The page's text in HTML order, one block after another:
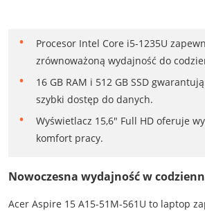
Procesor Intel Core i5-1235U
zrównoważoną wydajność do
16 GB RAM i 512 GB SSD
szybki dostęp do danych.
Wyświetlacz 15,6" Full HD oferuje
komfort pracy.
Nowoczesna wydajność w
Acer Aspire 15 A15-51M-561U to laptop